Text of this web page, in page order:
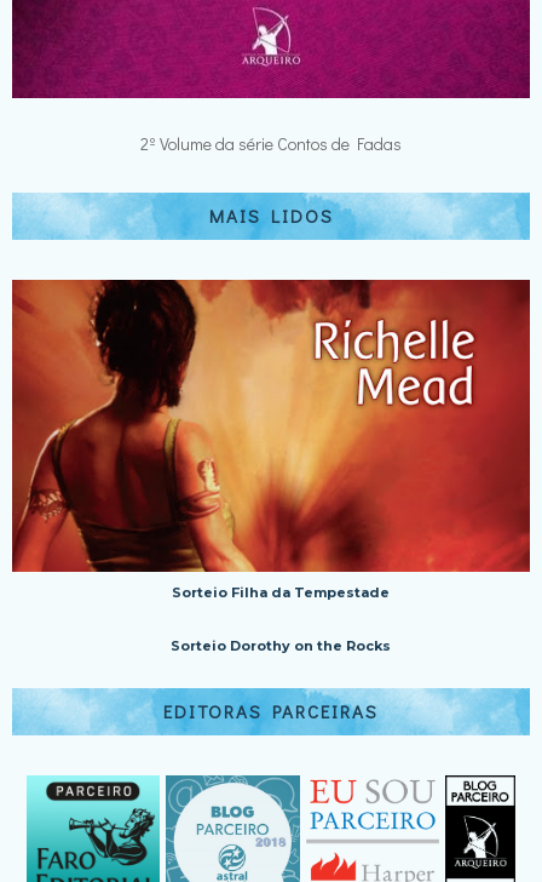
2º Volume da série Contos de Fadas
MAIS LIDOS
Sorteio Filha da Tempestade
Sorteio Dorothy on the Rocks
EDITORAS PARCEIRAS